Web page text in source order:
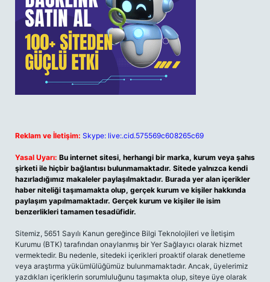
Reklam ve İletişim: Skype: live:.cid.575569c608265c69
Yasal Uyarı: Bu internet sitesi, herhangi bir marka, kurum veya şahıs
şirketi ile hiçbir bağlantısı bulunmamaktadır. Sitede yalnızca kendi
hazırladığımız makaleler paylaşılmaktadır. Burada yer alan içerikler
haber niteliği taşımamakta olup, gerçek kurum ve kişiler hakkında
paylaşım yapılmamaktadır. Gerçek kurum ve kişiler ile isim
benzerlikleri tamamen tesadüfidir.
Sitemiz, 5651 Sayılı Kanun gereğince Bilgi Teknolojileri ve İletişim
Kurumu (BTK) tarafından onaylanmış bir Yer Sağlayıcı olarak hizmet
vermektedir. Bu nedenle, sitedeki içerikleri proaktif olarak denetleme
veya araştırma yükümlülüğümüz bulunmamaktadır. Ancak, üyelerimiz
yazdıkları içeriklerin sorumluluğunu taşımakta olup, siteye üye olarak